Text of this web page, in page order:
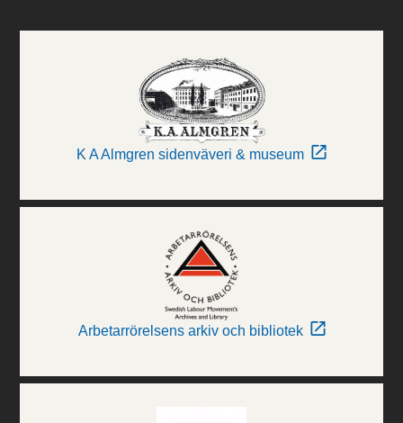
K A Almgren sidenväveri & museum
Arbetarrörelsens arkiv och bibliotek